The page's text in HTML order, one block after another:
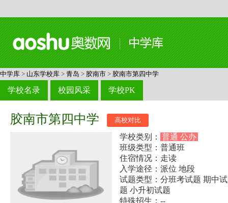
中学库 > 山东学校库 > 青岛 > 胶南市 > 胶南市第四中学
学校名录 校园风采 学校PK
胶南市第四中学 高校对比
学校类别： 普通 公办
班级类型：普通班
住宿情况：走读
入学途径：派位 地段
试题类型：分班考试题 期中
题 小升初试题
特殊招生：--